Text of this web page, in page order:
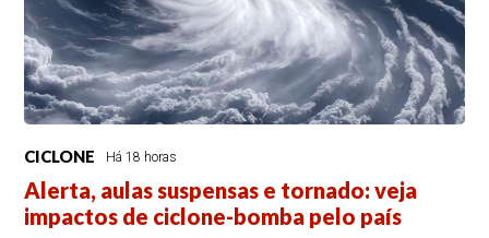
CICLONE Há 18 horas
Alerta, aulas suspensas e tornado: veja
impactos de ciclone-bomba pelo país